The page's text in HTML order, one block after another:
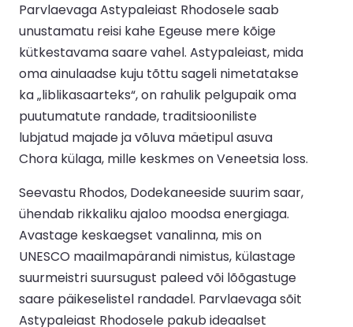
Parvlaevaga Astypaleiast Rhodosele saab
unustamatu reisi kahe Egeuse mere kõige
kütkestavama saare vahel. Astypaleiast, mida
oma ainulaadse kuju tõttu sageli nimetatakse
ka „liblikasaarteks“, on rahulik pelgupaik oma
puutumatute randade, traditsiooniliste
lubjatud majade ja võluva mäetipul asuva
Chora külaga, mille keskmes on Veneetsia loss.
Seevastu Rhodos, Dodekaneeside suurim saar,
ühendab rikkaliku ajaloo moodsa energiaga.
Avastage keskaegset vanalinna, mis on
UNESCO maailmapärandi nimistus, külastage
suurmeistri suursugust paleed või lõõgastuge
saare päikeselistel randadel. Parvlaevaga sõit
Astypaleiast Rhodosele pakub ideaalset